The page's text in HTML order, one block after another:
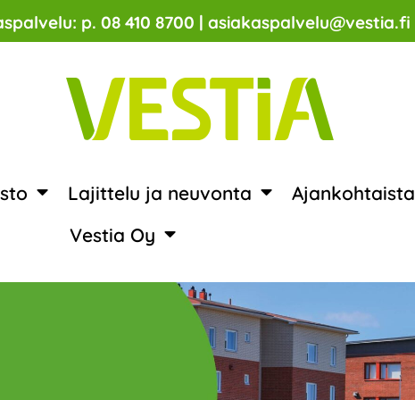
p. 08 410 8700 | asiakaspalvelu@vestia.fi
Lajittelu ja neuvonta Ajankohtaista
Vestia Oy